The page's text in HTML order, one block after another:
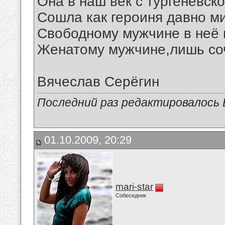
Сошла как героиня давно
Свободному мужчине в неё
Женатому мужчине,лишь
Вячеслав Серёгин
Последний раз
01.10.2009, 20:29
mari-star
Собеседник